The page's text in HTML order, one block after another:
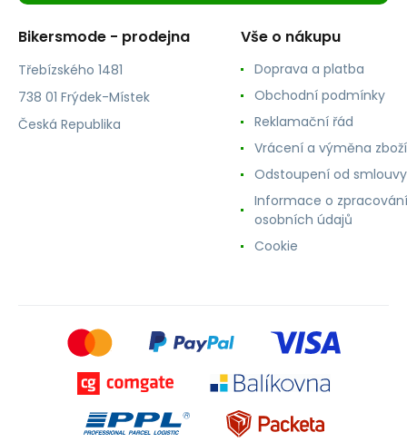
Bikersmode - prodejna
Třebízského 1481
738 01 Frýdek-Místek
Česká Republika
Vše o nákupu
Doprava a platba
Obchodní podmínky
Reklamační řád
Vrácení a výměna zboží
Odstoupení od smlouvy
Informace o zpracování
osobních údajů
Cookie